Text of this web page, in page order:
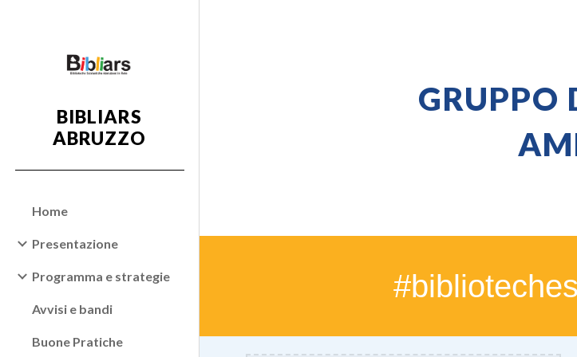
BIBLIARS
ABRUZZO
Home
Presentazione
Programma e strategie
Avvisi e bandi
Buone Pratiche
GRUPPO